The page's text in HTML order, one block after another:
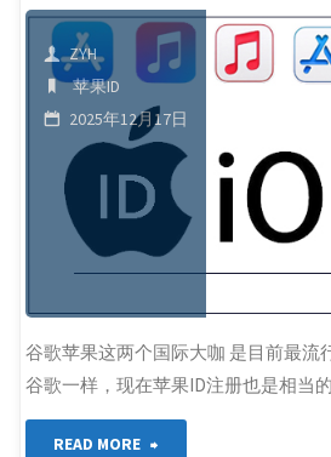
注
册|
接
码
信
验
证|
上
ZYH
苹果ID
2025年12月17日
谷歌苹果这两个国际大咖 是目前最流
谷歌一样，现在苹果ID注册也是相当
READ MORE